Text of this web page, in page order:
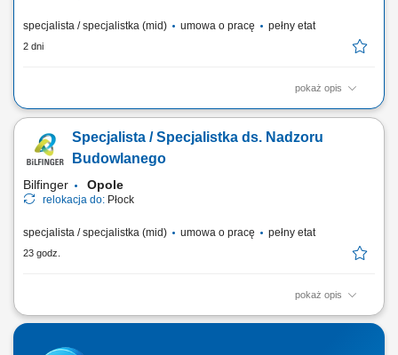
specjalista / specjalistka (mid) umowa o pracę pełny etat
2 dni
pokaż opis
Twój zakres obowiązków: koordynowanie i nadzorowanie prac na
harmonogramu robót oraz dbałość o terminową realizację zadań;
kontrola zgodności wykonywanych prac z dokumentacją techniczną i
Specjalista / Specjalistka ds. Nadzoru
Budowlanego
Bilfinger Opole
relokacja do: Płock
specjalista / specjalistka (mid) umowa o pracę pełny etat
23 godz.
pokaż opis
Opis stanowiska: Koordynowanie przebiegu prac budowlanych oraz
wspieranie kierownika budowy w codziennych zadaniach.